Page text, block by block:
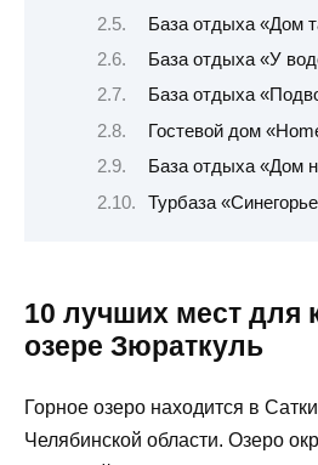
База отдыха «Дом
База отдыха «У
База отдыха
Гостевой дом
База отдыха «Дом
Турбаза
10 лучших мест для
озере Зюраткуль
Горное озеро находится в
Челябинской области. Озеро